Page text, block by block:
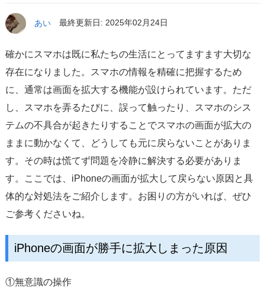
ストア
ダウンロード
サポート
言語選択
あい 最終更新日: 2025年02月24日
確かにスマホは既に私たちの生活にとってますます大切な
存在になりました。スマホの情報を精確に把握するため
に、通常は画面を拡大する機能が設けられています。ただ
し、スマホを弄るたびに、誤って触ったり、スマホのシス
テムの不具合が起きたりすることでスマホの画面が拡大の
ままに動かなくて、どうしても元に戻らないことがありま
す。その時は慌てず問題を冷静に解決する必要がありま
す。ここでは、iPhoneの画面が拡大して戻らない原因と具
体的な対処法をご紹介します。お困りの方がいれば、ぜひ
ご参考くださいね。
iPhoneの画面が勝手に拡大しまった原因
①無意識の操作